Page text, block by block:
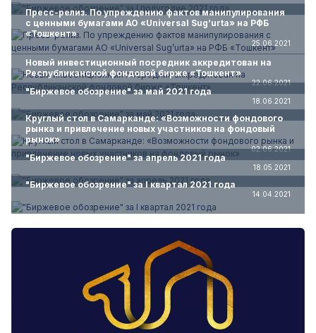
Пресс-релиз. По упреждению фактов манипулирования
с ценными бумагами АО «Universal Sug’urta» на РФБ
«Тошкент»
25.06.2021
Новый инвестиционный посредник аккредитован на
Республиканской фондовой бирже «Тошкент»
22.06.2021
"Биржевое обозрение" за май 2021 года
18.06.2021
Круглый стол в Самарканде: «Возможности фондового
рынка и привлечение новых участников на фондовый
рынок»
02.06.2021
"Биржевое обозрение" за апрель 2021 года
18.05.2021
"Биржевое обозрение" за I квартал 2021 года
14.04.2021